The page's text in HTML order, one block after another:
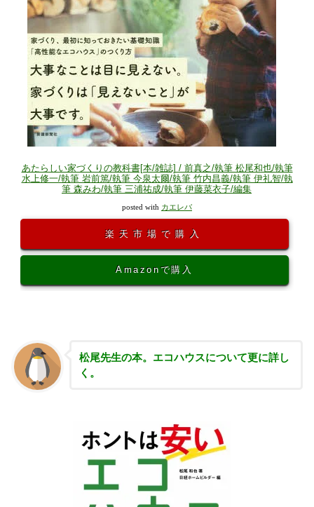
あたらしい家づくりの教科書[本/雑誌] / 前真之/執筆 松尾和也/執筆
水上修一/執筆 岩前篤/執筆 今泉太爾/執筆 竹内昌義/執筆 伊礼智/執
筆 森みわ/執筆 三浦祐成/執筆 伊藤菜衣子/編集
posted with カエレバ
楽天市場で購入
Amazonで購入
松尾先生の本。エコハウスについて更に詳し
く。